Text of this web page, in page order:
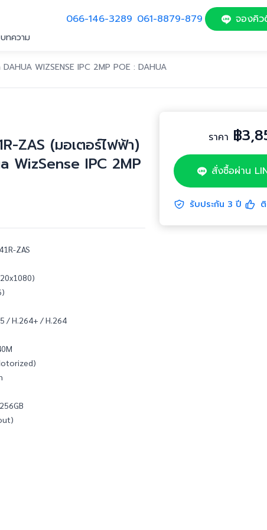
บทความ
066-146-3289 061-8879-879 จองคิ
WIZSENSE IPC 2MP POE : DAHUA
ZAS (มอเตอร์ไฟฟ้า)
WizSense IPC 2MP
ZAS
/ H.264+ / H.264
ราคา ฿
สั่งซื้อผ่าน
รับประกัน 3 ปี